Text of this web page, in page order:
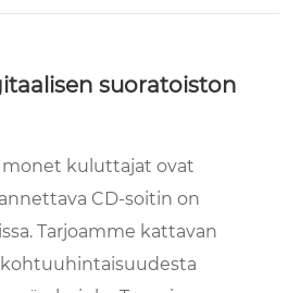
suoratoiston
monet kuluttajat ovat
CD-soitin on
Tarjoamme kattavan
kohtuuhintaisuudesta